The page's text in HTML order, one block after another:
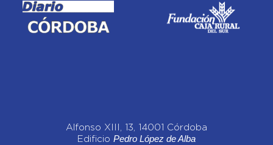
Alfonso XIII, 13, 14001 Córdoba
Edificio Pedro López de Alba